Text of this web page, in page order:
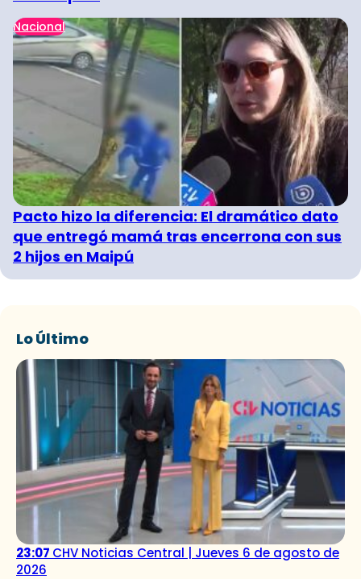
Nacional
Pacto hizo la diferencia: El dramático dato
que entregó mamá tras encerrona con sus
2 hijos en Maipú
Lo Último
23:07 CHV Noticias Central | Jueves 6 de agosto de
2026